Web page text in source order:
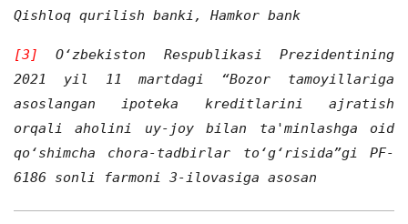
Qishloq qurilish banki, Hamkor bank
[3]
O‘zbekiston Respublikasi Prezidentining
2021 yil 11 martdagi “Bozor tamoyillariga
asoslangan ipoteka kreditlarini ajratish
orqali aholini uy-joy bilan ta'minlashga oid
qo‘shimcha chora-tadbirlar to‘g‘risida”gi PF-
6186 sonli farmoni 3-ilovasiga asosan